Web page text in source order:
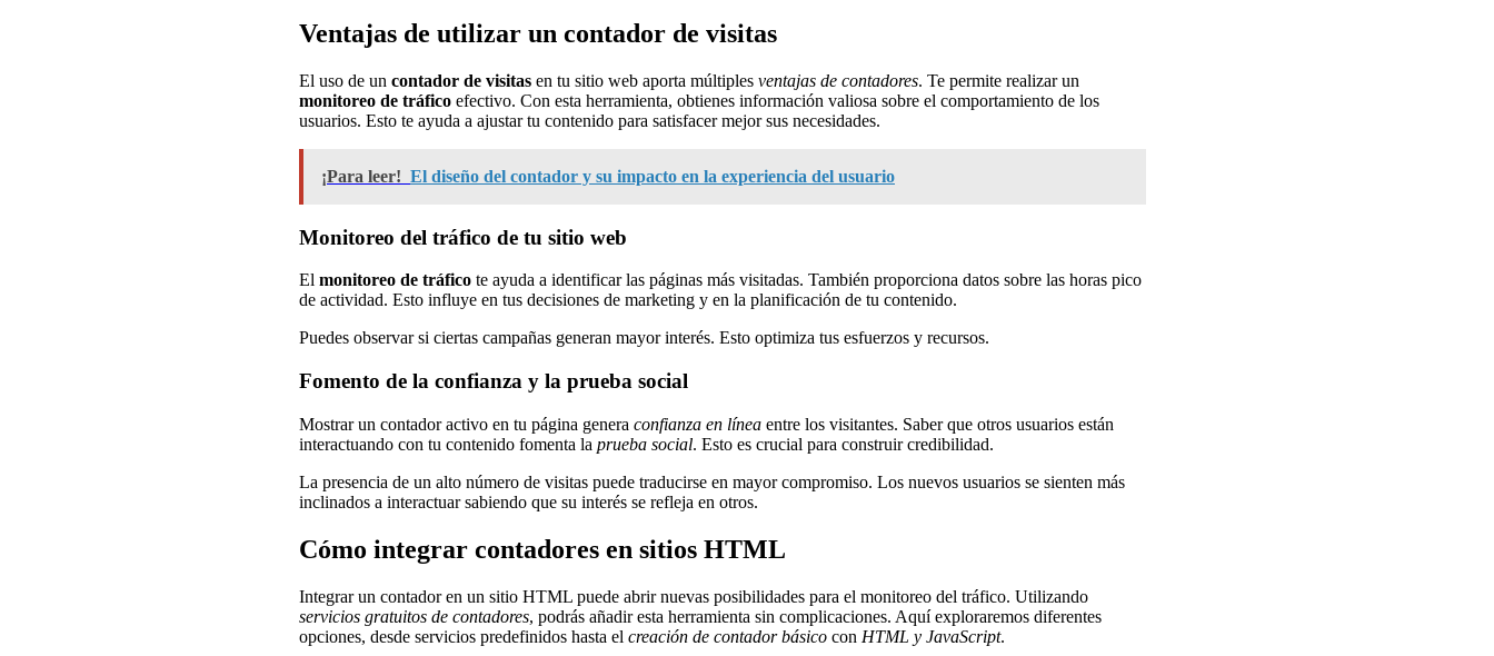
Ventajas de utilizar un contador de visitas
El uso de un contador de visitas en tu sitio web aporta múltiples ventajas de contadores. Te permite realizar un
monitoreo de tráfico efectivo. Con esta herramienta, obtienes información valiosa sobre el comportamiento de los
usuarios. Esto te ayuda a ajustar tu contenido para satisfacer mejor sus necesidades.
¡Para leer! El diseño del contador y su impacto en la experiencia del usuario
Monitoreo del tráfico de tu sitio web
El monitoreo de tráfico te ayuda a identificar las páginas más visitadas. También proporciona datos sobre las horas pico
de actividad. Esto influye en tus decisiones de marketing y en la planificación de tu contenido.
Puedes observar si ciertas campañas generan mayor interés. Esto optimiza tus esfuerzos y recursos.
Fomento de la confianza y la prueba social
Mostrar un contador activo en tu página genera confianza en línea entre los visitantes. Saber que otros usuarios están
interactuando con tu contenido fomenta la prueba social. Esto es crucial para construir credibilidad.
La presencia de un alto número de visitas puede traducirse en mayor compromiso. Los nuevos usuarios se sienten más
inclinados a interactuar sabiendo que su interés se refleja en otros.
Cómo integrar contadores en sitios HTML
Integrar un contador en un sitio HTML puede abrir nuevas posibilidades para el monitoreo del tráfico. Utilizando
servicios gratuitos de contadores, podrás añadir esta herramienta sin complicaciones. Aquí exploraremos diferentes
opciones, desde servicios predefinidos hasta el creación de contador básico con HTML y JavaScript.